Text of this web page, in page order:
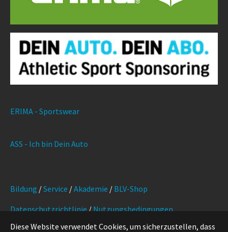
Diese Website verwendet Cookies, um sicherzustellen, dass
ERIMA - Sportswear
ASS - Ich bin Dein Auto
Bildung /Service /Akademie / BLV-Shop
Datenschutzrichtlinie / Nutzungsbedingungen
Marketing/Kontakt/Impressum